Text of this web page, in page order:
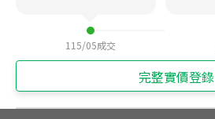
115/05成交
完整實價登錄